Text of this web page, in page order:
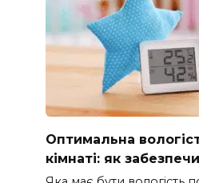
Оптимальна
кімнаті: як